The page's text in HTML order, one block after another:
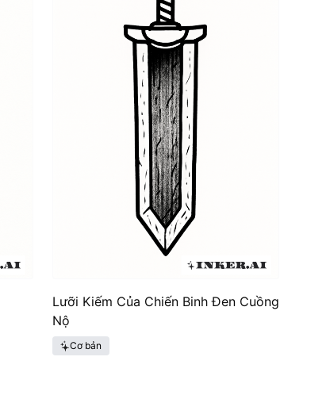
Lưỡi Kiếm Của Chiến Binh Đen Cuồng
Nộ
Cơ bản